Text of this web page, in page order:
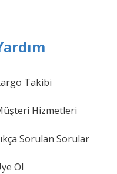
Takibi
Hizmetleri
Sorulan Sorular
Ol